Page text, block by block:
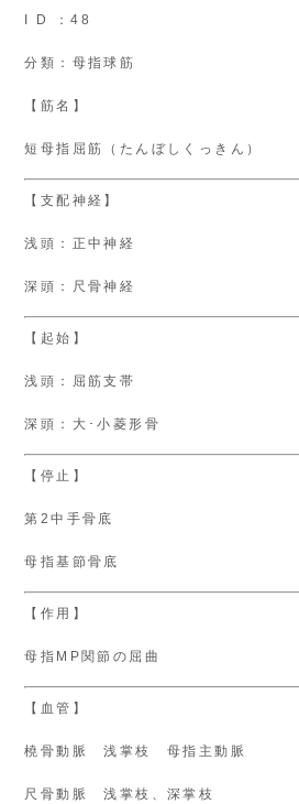
I D ：48
分類：母指球筋
【筋名】
短母指屈筋（たんぼしくっきん）
【支配神経】
浅頭：正中神経
深頭：尺骨神経
【起始】
浅頭：屈筋支帯
深頭：大･小菱形骨
【停止】
第2中手骨底
母指基節骨底
【作用】
母指MP関節の屈曲
【血管】
橈骨動脈 浅掌枝 母指主動脈
尺骨動脈 浅掌枝、深掌枝